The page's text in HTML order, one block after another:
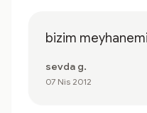
bizim
sevda g.
07 Nis 2012